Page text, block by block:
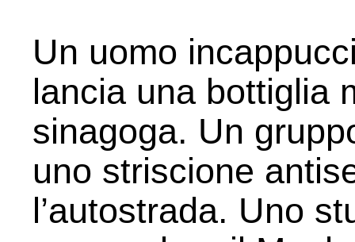
Un uomo
lancia una bottiglia
sinagoga. Un
uno striscione
l’autostrada. Uno